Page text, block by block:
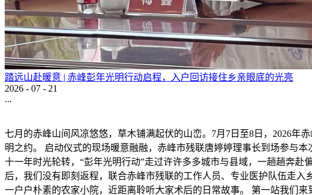
踏远山赴暖意 | 赤峰彭年光明行动启程，入户回访接住乡亲眼底的光亮
2026 - 07 - 21
...
七月的赤峰山间风凉悠悠，草木铺满起伏的山峦。7月7日至8日，2026年
明之约。 启动仪式的现场暖意融融，赤峰市残联唐婷婷理事长到场参与
十一年时光轮转，“彭年光明行动”走过许许多多城市与县域，一趟趟奔
后，我们没有即刻返程，联合赤峰市残联的工作人员、专业医护队伍走
一户户朴素的农家小院，近距离聆听大家术后的日常故事。 第一站我们